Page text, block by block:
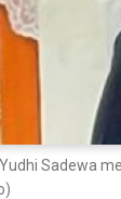
Sadewa